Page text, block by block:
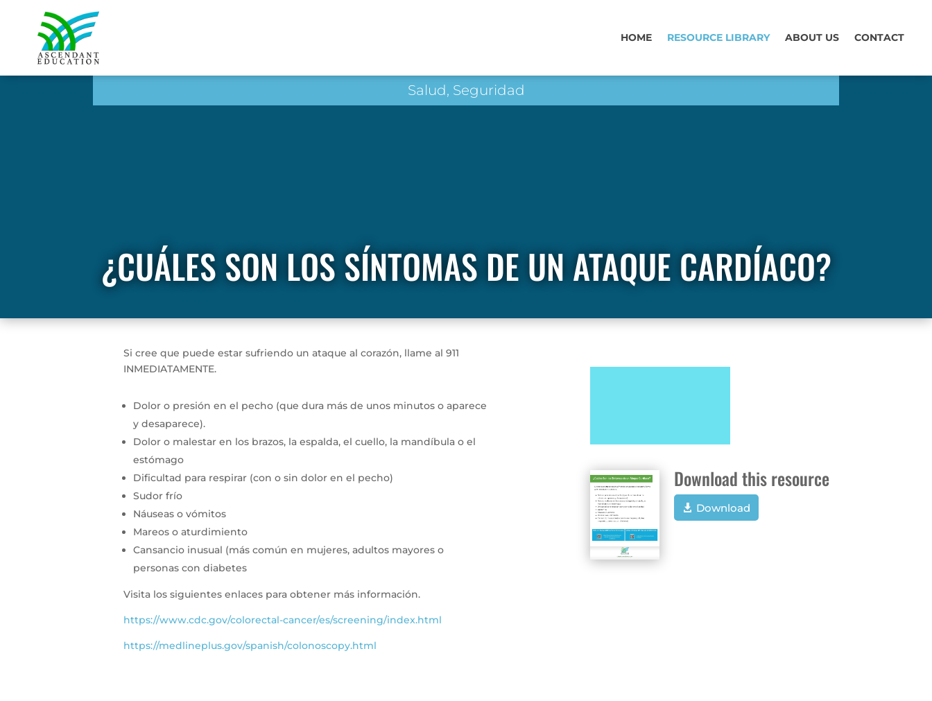
HOME RESOURCE LIBRARY ABOUT US CONTACT
Salud, Seguridad
¿CUÁLES SON LOS SÍNTOMAS DE UN ATAQUE CARDÍACO?
Si cree que puede estar sufriendo un ataque al corazón, llame al 911
INMEDIATAMENTE.
Dolor o presión en el pecho (que dura más de unos minutos o aparece
y desaparece).
Dolor o malestar en los brazos, la espalda, el cuello, la mandíbula o el
estómago
Dificultad para respirar (con o sin dolor en el pecho)
Sudor frío
Náuseas o vómitos
Mareos o aturdimiento
Cansancio inusual (más común en mujeres, adultos mayores o
personas con diabetes
Visita los siguientes enlaces para obtener más información.
https://www.cdc.gov/colorectal-cancer/es/screening/index.html
https://medlineplus.gov/spanish/colonoscopy.html
Download this resource
Download